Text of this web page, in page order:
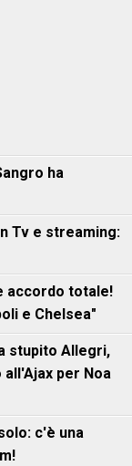
ha
Tv e streaming:
accordo totale!
e Chelsea"
stupito Allegri,
per Noa
c'è una